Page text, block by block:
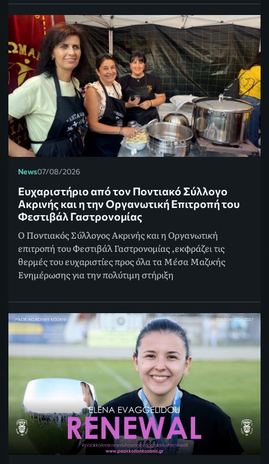
News07/08/2026
Ευχαριστήριο από τον Ποντιακό Σύλλογο
Ακρινής και η την Οργανωτική Επιτροπή του
Φεστιβάλ Γαστρονομίας
Ο Ποντιακός Σύλλογος Ακρινής και η Οργανωτική
επιτροπή του Φεστιβάλ Γαστρονομίας ,εκφράζει τις
θερμές του ευχαριστίες προς όλα τα Μέσα Μαζικής
Ενημέρωσης για την πολύτιμη στήριξη